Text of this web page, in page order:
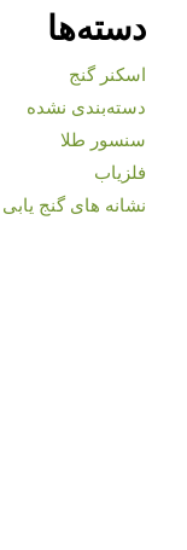
دسته‌ها
اسکنر گنج
دسته‌بندی نشده
سنسور طلا
فلزیاب
نشانه های گنج یابی